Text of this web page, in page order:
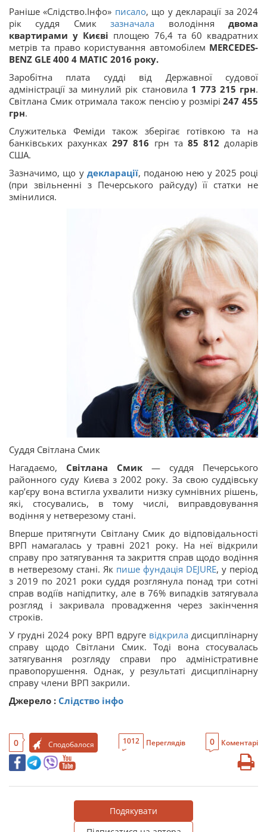
Раніше «Слідство.Інфо» писало, що у декларації за 2024
рік суддя Смикзазначала володіннядвома
квартирами у Києві площею 76,4 та 60 квадратних
метрів та право користування автомобілем MERCEDES-
BENZ GLE 400 4 MATIC 2016 року.
Заробітна плата судді від Державної судової
адміністрації за минулий рік становила 1 773 215 грн.
Світлана Смик отримала також пенсію у розмірі247 455
грн.
Служителька Феміди також зберігає готівкою та на
банківських рахунках297 816 грн та 85 812 доларів
США.
Зазначимо, що у декларації, поданою нею у 2025 році
(при звільненні з Печерського райсуду) її статки не
змінилися.
Суддя Світлана Смик
Нагадаємо, Світлана Смик — суддя Печерського
районного суду Києва з 2002 року. За свою суддівську
кар’єру вона встигла ухвалити низку сумнівних рішень,
які, стосувались, в тому числі, виправдовування
водіння у нетверезому стані.
Вперше притягнути Світлану Смик до відповідальності
ВРП намагалась у травні 2021 року. На неї відкрили
справу про затягування та закриття справ щодо водіння
в нетверезому стані. Як пише фундація DEJURE, у період
з 2019 по 2021 роки суддя розглянула понад три сотні
справ водіїв напідпитку, але в 76% випадків затягувала
розгляд і закривала провадження через закінчення
строків.
У грудні 2024 року ВРП вдруге відкрила дисциплінарну
справу щодо Світлани Смик. Тоді вона стосувалась
затягування розгляду справи про адміністративне
правопорушення. Однак, у результаті дисциплінарну
справу члени ВРП закрили.
Джерело : Слідство інфо
0 Сподобалося 1012 Переглядів 0 Коментарі
Подякувати